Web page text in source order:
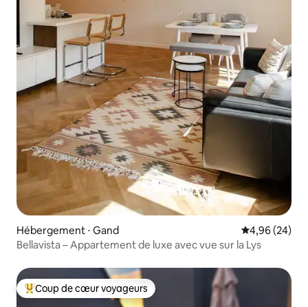
Hébergement ⋅ Gand Évaluation
4,96 (24)
Bellavista – Appartement de luxe avec vue sur la Lys
Coups de cœur voyageurs les plus appréciés
Coup de cœur voyageurs